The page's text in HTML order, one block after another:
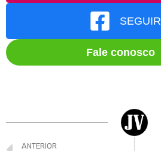
SEGUIR
Fale conosco
ANTERIOR